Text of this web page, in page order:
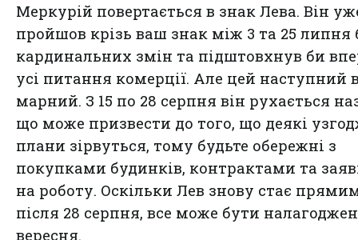
Меркурій повертається в знак Лева. Він
пройшов крізь ваш знак між 3 та 25 липня
кардинальних змін та підштовхнув би
усі питання комерції. Але цей наступний
марний. З 15 по 28 серпня він рухається
що може призвести до того, що деякі
плани зірвуться, тому будьте обережні з
покупками будинків, контрактами та
на роботу. Оскільки Лев знову стає
після 28 серпня, все може бути
вересня.